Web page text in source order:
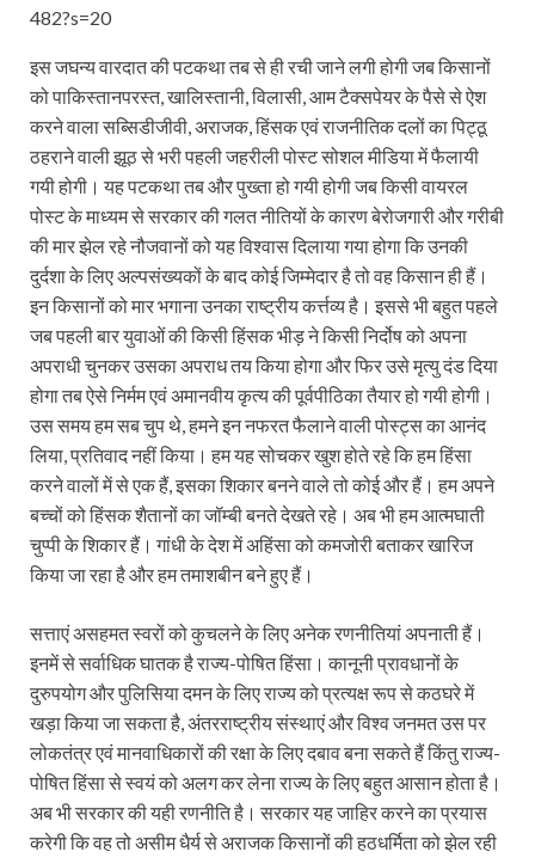
482?s=20
इस जघन्य वारदात की पटकथा तब से ही रची जाने लगी होगी जब किसानों
को पाकिस्तानपरस्त, खालिस्तानी, विलासी, आम टैक्सपेयर के पैसे से ऐश
करने वाला सब्सिडीजीवी, अराजक, हिंसक एवं राजनीतिक दलों का पिट्ठू
ठहराने वाली झूठ से भरी पहली जहरीली पोस्ट सोशल मीडिया में फैलायी
गयी होगी। यह पटकथा तब और पुख्ता हो गयी होगी जब किसी वायरल
पोस्ट के माध्यम से सरकार की गलत नीतियों के कारण बेरोजगारी और गरीबी
की मार झेल रहे नौजवानों को यह विश्वास दिलाया गया होगा कि उनकी
दुर्दशा के लिए अल्पसंख्यकों के बाद कोई जिम्मेदार है तो वह किसान ही हैं।
इन किसानों को मार भगाना उनका राष्ट्रीय कर्त्तव्य है। इससे भी बहुत पहले
जब पहली बार युवाओं की किसी हिंसक भीड़ ने किसी निर्दोष को अपना
अपराधी चुनकर उसका अपराध तय किया होगा और फिर उसे मृत्यु दंड दिया
होगा तब ऐसे निर्मम एवं अमानवीय कृत्य की पूर्वपीठिका तैयार हो गयी होगी।
उस समय हम सब चुप थे, हमने इन नफरत फैलाने वाली पोस्ट्स का आनंद
लिया, प्रतिवाद नहीं किया। हम यह सोचकर खुश होते रहे कि हम हिंसा
करने वालों में से एक हैं, इसका शिकार बनने वाले तो कोई और हैं। हम अपने
बच्चों को हिंसक शैतानों का जॉम्बी बनते देखते रहे। अब भी हम आत्मघाती
चुप्पी के शिकार हैं। गांधी के देश में अहिंसा को कमजोरी बताकर खारिज
किया जा रहा है और हम तमाशबीन बने हुए हैं।
सत्ताएं असहमत स्वरों को कुचलने के लिए अनेक रणनीतियां अपनाती हैं।
इनमें से सर्वाधिक घातक है राज्य-पोषित हिंसा। कानूनी प्रावधानों के
दुरुपयोग और पुलिसिया दमन के लिए राज्य को प्रत्यक्ष रूप से कठघरे में
खड़ा किया जा सकता है, अंतरराष्ट्रीय संस्थाएं और विश्व जनमत उस पर
लोकतंत्र एवं मानवाधिकारों की रक्षा के लिए दबाव बना सकते हैं किंतु राज्य-
पोषित हिंसा से स्वयं को अलग कर लेना राज्य के लिए बहुत आसान होता है।
अब भी सरकार की यही रणनीति है। सरकार यह जाहिर करने का प्रयास
करेगी कि वह तो असीम धैर्य से अराजक किसानों की हठधर्मिता को झेल रही